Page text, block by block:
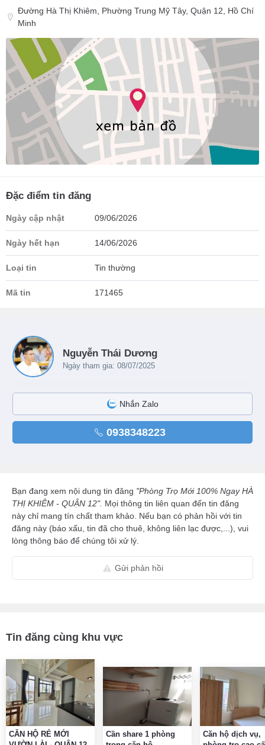
Đường Hà Thị Khiêm, Phường Trung Mỹ Tây, Quận 12, Hồ Chí
Minh
Đặc điểm tin đăng
Ngày cập nhật 09/06/2026
Ngày hết hạn 14/06/2026
Loại tin Tin thường
Mã tin 171465
Nguyễn Thái Dương
Ngày tham gia: 08/07/2025
Nhắn Zalo
0938348223
Bạn đang xem nội dung tin đăng "Phòng Trọ Mới 100% Ngay HÀ
THỊ KHIÊM - QUẬN 12". Mọi thông tin liên quan đến tin đăng
này chỉ mang tín chất tham khảo. Nếu bạn có phản hồi với tin
đăng này (báo xấu, tin đã cho thuê, không liên lạc được,...), vui
lòng thông báo để chúng tôi xử lý.
Gửi phản hồi
Tin đăng cùng khu vực
CĂN HỘ RẺ MỚI
Cần share 1 phòng
Căn hộ dịch vụ,